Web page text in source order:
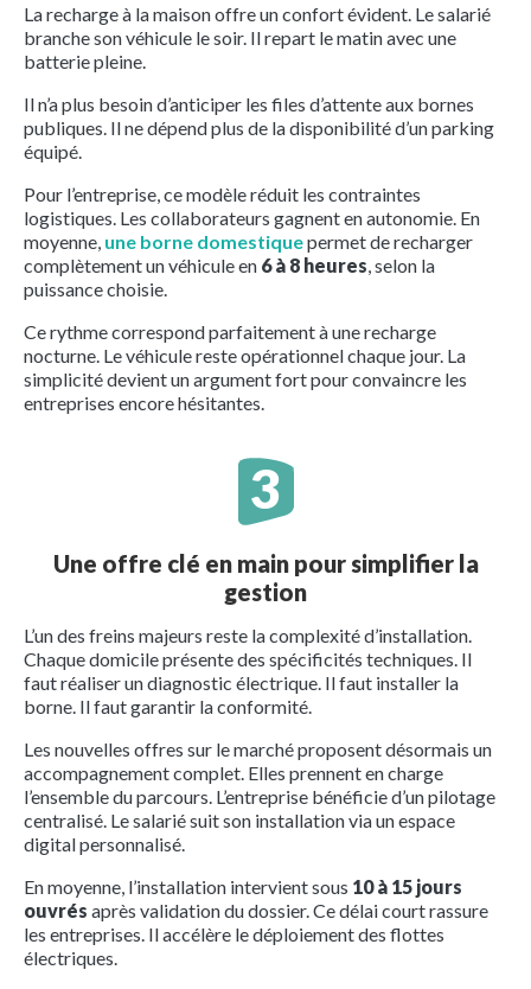
La recharge à la maison offre un confort évident. Le salarié
branche son véhicule le soir. Il repart le matin avec une
batterie pleine.
Il n’a plus besoin d’anticiper les files d’attente aux bornes
publiques. Il ne dépend plus de la disponibilité d’un parking
équipé.
Pour l’entreprise, ce modèle réduit les contraintes
logistiques. Les collaborateurs gagnent en autonomie. En
moyenne, une borne domestiquepermet de recharger
complètement un véhicule en 6 à 8 heures , selon la
puissance choisie.
Ce rythme correspond parfaitement à une recharge
nocturne. Le véhicule reste opérationnel chaque jour. La
simplicité devient un argument fort pour convaincre les
entreprises encore hésitantes.
Une offre clé en main pour simplifier la
gestion
L’un des freins majeurs reste la complexité d’installation.
Chaque domicile présente des spécificités techniques. Il
faut réaliser un diagnostic électrique. Il faut installer la
borne. Il faut garantir la conformité.
Les nouvelles offres sur le marché proposent désormais un
accompagnement complet. Elles prennent en charge
l’ensemble du parcours. L’entreprise bénéficie d’un pilotage
centralisé. Le salarié suit son installation via un espace
digital personnalisé.
En moyenne, l’installation intervient sous 10 à 15 jours
ouvrés après validation du dossier. Ce délai court rassure
les entreprises. Il accélère le déploiement des flottes
électriques.